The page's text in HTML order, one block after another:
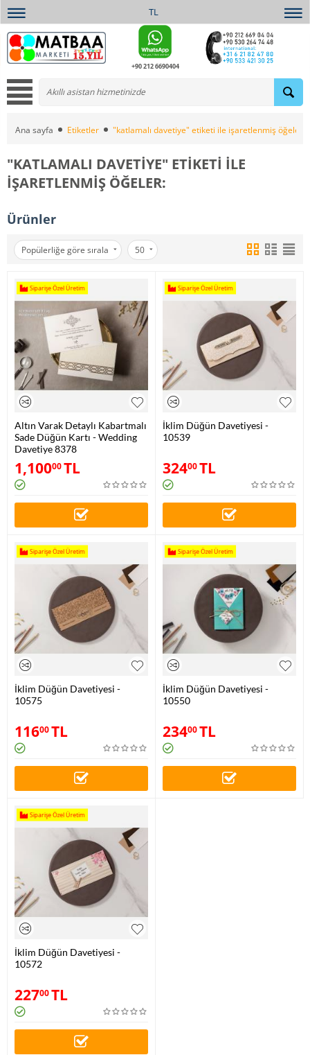
TL
+90 212 6690404
Ana sayfa Etiketler "katlamalı davetiye" etiketi ile işaretlenmiş öğeler:
"KATLAMALI DAVETIYE" ETIKETI ILE
IŞARETLENMIŞ ÖĞELER:
Ürünler
Popülerliğe göre sırala 50
Siparişe Özel Üretim
Altın Varak Detaylı Kabartmalı
Sade Düğün Kartı - Wedding
Davetiye 8378
1,10000TL
Siparişe Özel Üretim
İklim Düğün Davetiyesi -
10539
32400TL
Siparişe Özel Üretim
İklim Düğün Davetiyesi -
10575
11600TL
Siparişe Özel Üretim
İklim Düğün Davetiyesi -
10550
23400TL
Siparişe Özel Üretim
İklim Düğün Davetiyesi -
10572
22700TL